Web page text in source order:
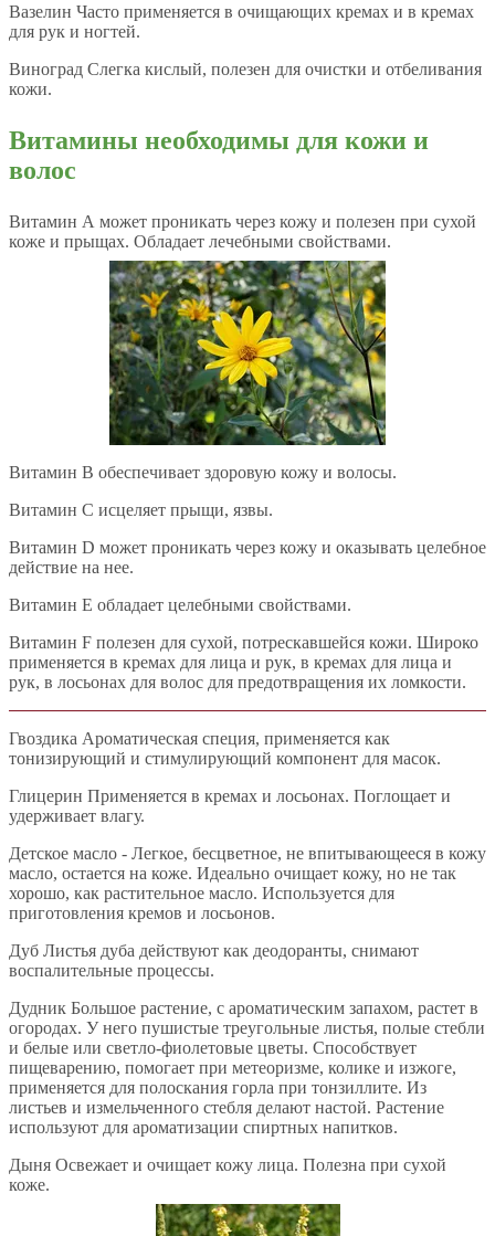
Вазелин Часто применяется в очищающих кремах и в кремах
для рук и ногтей.
Виноград Слегка кислый, полезен для очистки и отбеливания
кожи.
Витамины необходимы для кожи и
волос
Витамин А может проникать через кожу и полезен при сухой
коже и прыщах. Обладает лечебными свойствами.
Витамин В обеспечивает здоровую кожу и волосы.
Витамин С исцеляет прыщи, язвы.
Витамин D может проникать через кожу и оказывать целебное
действие на нее.
Витамин Е обладает целебными свойствами.
Витамин F полезен для сухой, потрескавшейся кожи. Широко
применяется в кремах для лица и рук, в кремах для лица и
рук, в лосьонах для волос для предотвращения их ломкости.
Гвоздика Ароматическая специя, применяется как
тонизирующий и стимулирующий компонент для масок.
Глицерин Применяется в кремах и лосьонах. Поглощает и
удерживает влагу.
Детское масло - Легкое, бесцветное, не впитывающееся в кожу
масло, остается на коже. Идеально очищает кожу, но не так
хорошо, как растительное масло. Используется для
приготовления кремов и лосьонов.
Дуб Листья дуба действуют как деодоранты, снимают
воспалительные процессы.
Дудник Большое растение, с ароматическим запахом, растет в
огородах. У него пушистые треугольные листья, полые стебли
и белые или светло-фиолетовые цветы. Способствует
пищеварению, помогает при метеоризме, колике и изжоге,
применяется для полоскания горла при тонзиллите. Из
листьев и измельченного стебля делают настой. Растение
используют для ароматизации спиртных напитков.
Дыня Освежает и очищает кожу лица. Полезна при сухой
коже.